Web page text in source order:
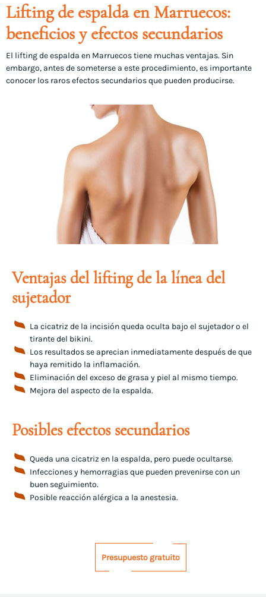
Lifting de espalda en Marruecos:
beneficios y efectos secundarios
El lifting de espalda en Marruecos tiene muchas ventajas. Sin
embargo, antes de someterse a este procedimiento, es importante
conocer los raros efectos secundarios que pueden producirse.
Ventajas del lifting de la línea del
sujetador
La cicatriz de la incisión queda oculta bajo el sujetador o el
tirante del bikini.
Los resultados se aprecian inmediatamente después de que
haya remitido la inflamación.
Eliminación del exceso de grasa y piel al mismo tiempo.
Mejora del aspecto de la espalda.
Posibles efectos secundarios
Queda una cicatriz en la espalda, pero puede ocultarse.
Infecciones y hemorragias que pueden prevenirse con un
buen seguimiento.
Posible reacción alérgica a la anestesia.
Presupuesto gratuito